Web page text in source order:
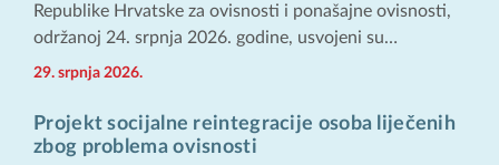
Republike Hrvatske za ovisnosti i ponašajne ovisnosti,
održanoj 24. srpnja 2026. godine, usvojeni su…
29. srpnja 2026.
Projekt socijalne reintegracije osoba liječenih
zbog problema ovisnosti